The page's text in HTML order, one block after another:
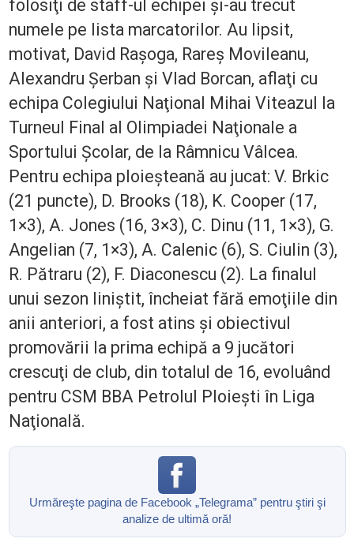
folosiţi de staff-ul echipei şi-au trecut
numele pe lista marcatorilor. Au lipsit,
motivat, David Raşoga, Rareş Movileanu,
Alexandru Şerban şi Vlad Borcan, aflaţi cu
echipa Colegiului Naţional Mihai Viteazul la
Turneul Final al Olimpiadei Naţionale a
Sportului Şcolar, de la Râmnicu Vâlcea.
Pentru echipa ploieșteană au jucat: V. Brkic
(21 puncte), D. Brooks (18), K. Cooper (17,
1×3), A. Jones (16, 3×3), C. Dinu (11, 1×3), G.
Angelian (7, 1×3), A. Calenic (6), S. Ciulin (3),
R. Pătraru (2), F. Diaconescu (2). La finalul
unui sezon liniştit, încheiat fără emoţiile din
anii anteriori, a fost atins şi obiectivul
promovării la prima echipă a 9 jucători
crescuţi de club, din totalul de 16, evoluând
pentru CSM BBA Petrolul Ploieşti în Liga
Naţională.
Urmăreşte pagina de Facebook „Telegrama” pentru ştiri şi
analize de ultimă oră!